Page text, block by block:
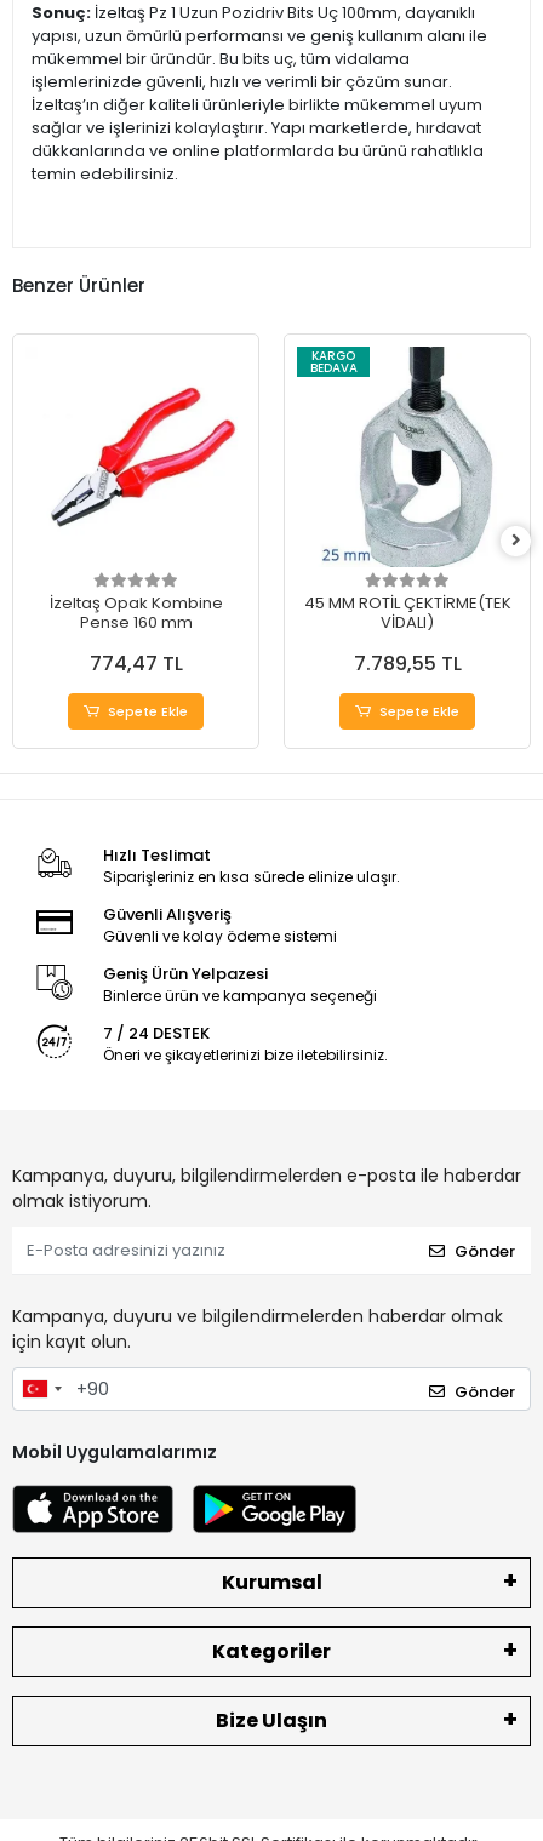
Sonuç: İzeltaş Pz 1 Uzun Pozidriv Bits Uç 100mm, dayanıklı
yapısı, uzun ömürlü performansı ve geniş kullanım alanı ile
mükemmel bir üründür. Bu bits uç, tüm vidalama
işlemlerinizde güvenli, hızlı ve verimli bir çözüm sunar.
İzeltaş’ın diğer kaliteli ürünleriyle birlikte mükemmel uyum
sağlar ve işlerinizi kolaylaştırır. Yapı marketlerde, hırdavat
dükkanlarında ve online platformlarda bu ürünü rahatlıkla
temin edebilirsiniz.
Benzer Ürünler
İzeltaş Opak Kombine
Pense 160 mm
774,47 TL
Sepete Ekle
KARGO
BEDAVA
45 MM ROTİL ÇEKTİRME(TEK
VİDALI)
7.789,55 TL
Sepete Ekle
Hızlı Teslimat
Siparişleriniz en kısa sürede elinize ulaşır.
Güvenli Alışveriş
Güvenli ve kolay ödeme sistemi
Geniş Ürün Yelpazesi
Binlerce ürün ve kampanya seçeneği
7 / 24 DESTEK
Öneri ve şikayetlerinizi bize iletebilirsiniz.
Kampanya, duyuru, bilgilendirmelerden e-posta ile haberdar
olmak istiyorum.
Gönder
Kampanya, duyuru ve bilgilendirmelerden haberdar olmak
için kayıt olun.
Gönder
Mobil Uygulamalarımız
Kurumsal
Kategoriler
Bize Ulaşın